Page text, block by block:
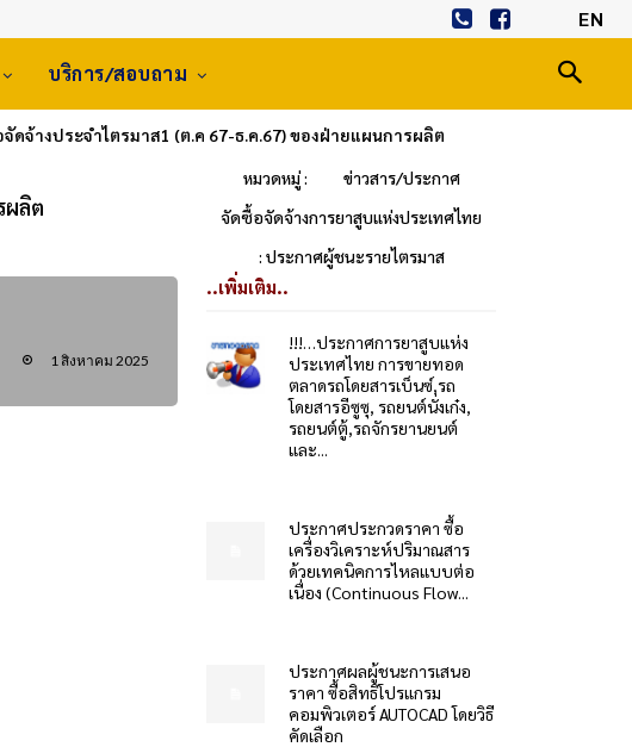
EN
บริการ/สอบถาม
จ้างประจำไตรมาส1 (ต.ค 67-ธ.ค.67) ของฝ่ายแผนการผลิต
ผลิต
หมวดหมู่ :
ข่าวสาร/ประกาศ
จัดซื้อจัดจ้างการยาสูบแห่งประเทศไทย
: ประกาศผู้ชนะรายไตรมาส
1 สิงหาคม 2025
..เพิ่มเติม..
!!!…ประกาศการยาสูบแห่ง
ประเทศไทย การขายทอด
ตลาดรถโดยสารเบ็นซ์,รถ
โดยสารอีซูซุ, รถยนต์นั่งเก๋ง,
รถยนต์ตู้,รถจักรยานยนต์
และ...
ประกาศประกวดราคา ซื้อ
เครื่องวิเคราะห์ปริมาณสาร
ด้วยเทคนิคการไหลแบบต่อ
เนื่อง (Continuous Flow...
ประกาศผลผู้ชนะการเสนอ
ราคา ซื้อสิทธิโปรแกรม
คอมพิวเตอร์ AUTOCAD โดยวิธี
คัดเลือก